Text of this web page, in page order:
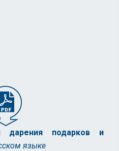
дарения подарков и
языке